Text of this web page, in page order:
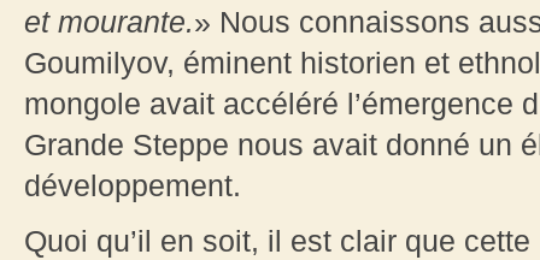
et mourante.» Nous connaissons
Goumilyov, éminent historien et
mongole avait accéléré l’émergence
Grande Steppe nous avait donné un
développement.
Quoi qu’il en soit, il est clair que